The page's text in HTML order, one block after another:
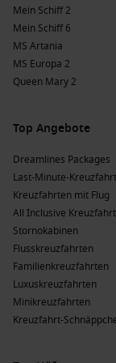
Besuchen Sie
und genießen
Fjordlandschaft.
Beliebte
bieten
und
Britische Inseln
Geschichte und
Kreuzfahrt lädt
Traditionen der
Schottland:
majestätischen
Mein Schiff 2
Mein Schiff 6
MS Artania
MS Europa 2
Queen Mary 2
Top Angebote
Dreamlines Packages
Last-Minute-
Kreuzfahrten mit Flug
All Inclusive
Stornokabinen
Flusskreuzfahrten
Familienkreuzfahrten
Luxuskreuzfahrten
Minikreuzfahrten
Kreuzfahrt-